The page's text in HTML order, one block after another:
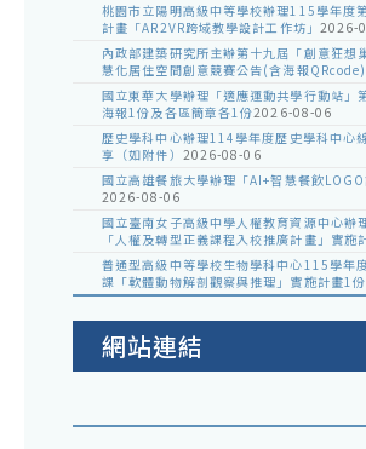
桃園市立陽明高級中等學校辦理115學年度
計畫「AR2VR跨域教學設計工作坊」 2026-
內政部建築研究所主辦第十九屆「創意狂想
慧化居住空間創意競賽公告(含海報
國立東華大學辦理「適應運動共學行動站」
海報1份及各區簡章各1份2026-08-06
歷史學科中心辦理114學年度歷史學科中心
享（如附件） 2026-08-06
國立高雄餐旅大學辦理「AI+智慧餐飲
2026-08-06
國立臺南女子高級中學人權教育資源中心辦
「人權及轉型正義課程入校推廣計畫」實施
普通型高級中等學校生物學科中心115學年
課「軟體動物解剖觀察與推理」實施計畫1份
網站連結